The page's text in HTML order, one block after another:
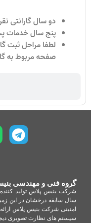
دو سال گارانتی
پنج سال خدمات
لطفا مراحل ثبت
صفحه مربوط به
گروه فنی و مهندسی
سال سابقه درخشان در این
امنیتی شرکت بنیس پلاس
سیستم های نظارت تصویری